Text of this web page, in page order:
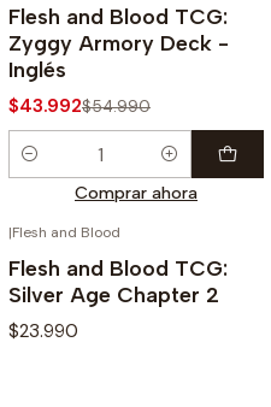
-20%
Flesh and Blood TCG:
Zyggy Armory Deck -
Inglés
$43.992$54.990
Cantidad
Comprar ahora
|Flesh and Blood
Flesh and Blood TCG:
Silver Age Chapter 2
$23.990